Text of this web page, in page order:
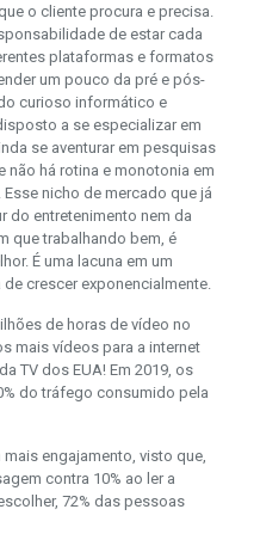
o cliente procura e precisa.
de estar cada
plataformas e formatos
um pouco da pré e pós-
curioso informático e
a se especializar em
se aventurar em pesquisas
não há rotina e monotonia em
nicho de mercado que já
do entretenimento nem da
que trabalhando bem, é
É uma lacuna em um
crescer exponencialmente.
de horas de vídeo no
mais vídeos para a internet
TV dos EUA! Em 2019, os
do tráfego consumido pela
engajamento, visto que,
contra 10% ao ler a
72% das pessoas